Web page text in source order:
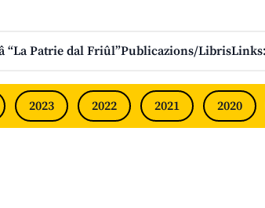
“La Patrie dal Friûl”Publicazions/Libris
2023 2022 2021 2020